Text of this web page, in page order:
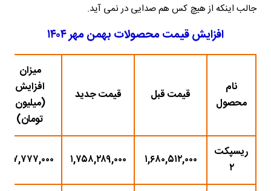
جالب اینکه از هیچ کس هم صدایی در نمی آید.
افزایش قیمت محصولات بهمن مهر ۱۴۰۴
نام
محصول
قیمت قبل قیمت جدید
میزان
افزایش
(میلیون
تومان)
ریسپکت
۲
۱,۶۸۰,۵۱۲,۰۰۰ ۱,۷۵۸,۲۸۹,۰۰۰ ۷۷,۷۷۷,۰۰۰